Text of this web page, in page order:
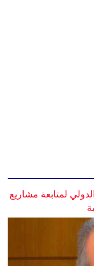
الدولي لمتابعة مشاريع